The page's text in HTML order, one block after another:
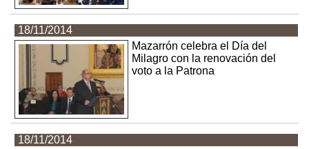
18/11/2014
Mazarrón celebra el Día del
Milagro con la renovación del
voto a la Patrona
18/11/2014